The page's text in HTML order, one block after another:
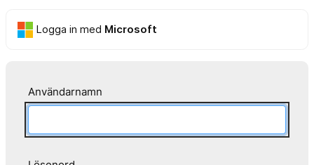
Logga in med Microsoft
Användarnamn